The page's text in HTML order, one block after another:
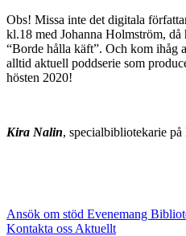
Obs! Missa inte det digitala
kl.18 med Johanna Holmström,
“Borde hålla käft”. Och kom ihåg
alltid aktuell poddserie som
hösten 2020!
Kira Nalin, specialbibliotekarie
Ansök om stöd Evenemang
Kontakta oss Aktuellt